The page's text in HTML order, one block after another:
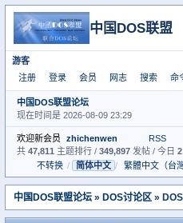
中国DOS联盟
游客
注册
登录 会员 网志 搜索 命
中国DOS联盟论坛
现在时间是 2026-08-09 23:29
欢迎新会员 zhichenwen
RSS
共 47,811 主题排行 / 349,897 发帖 / 今日 2
不转换 / 简体中文 / 繁體中文（台灣
中国DOS联盟论坛 » DOS讨论区 »